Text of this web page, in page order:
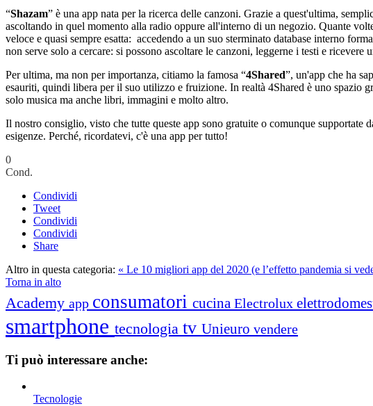
“Shazam” è una app nata per la ricerca delle canzoni. Grazie a quest'ultima,
ascoltando in quel momento alla radio oppure all'interno di un negozio. Quante
veloce e quasi sempre esatta: accedendo a un suo sterminato database interno
non serve solo a cercare: si possono ascoltare le canzoni, leggerne i testi e ricevere
Per ultima, ma non per importanza, citiamo la famosa “4Shared”, un'app che ha
esauriti, quindi libera per il suo utilizzo e fruizione. In realtà 4Shared è uno
solo musica ma anche libri, immagini e molto altro.
Il nostro consiglio, visto che tutte queste app sono gratuite o comunque
esigenze. Perché, ricordatevi, c'è una app per tutto!
0
Cond.
Condividi
Tweet
Condividi
Condividi
Share
Altro in questa categoria: « Le 10 migliori app del 2020 (e l’effetto pandemia si
Torna in alto
Academy app consumatori cucina Electrolux
smartphone tecnologia tv Unieuro vendere
Ti può interessare anche:
Tecnologie